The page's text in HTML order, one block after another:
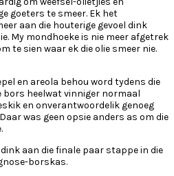
goeters te smeer. Ek het
aan die houterige gevoel dink
My mondhoeke is nie meer afgetrek
te sien waar ek die olie smeer nie.
en areola behou word tydens die
bors heelwat vinniger normaal
en onverantwoordelik genoeg
was geen opsie anders as om die
aan die finale paar stappe in die
borskas.